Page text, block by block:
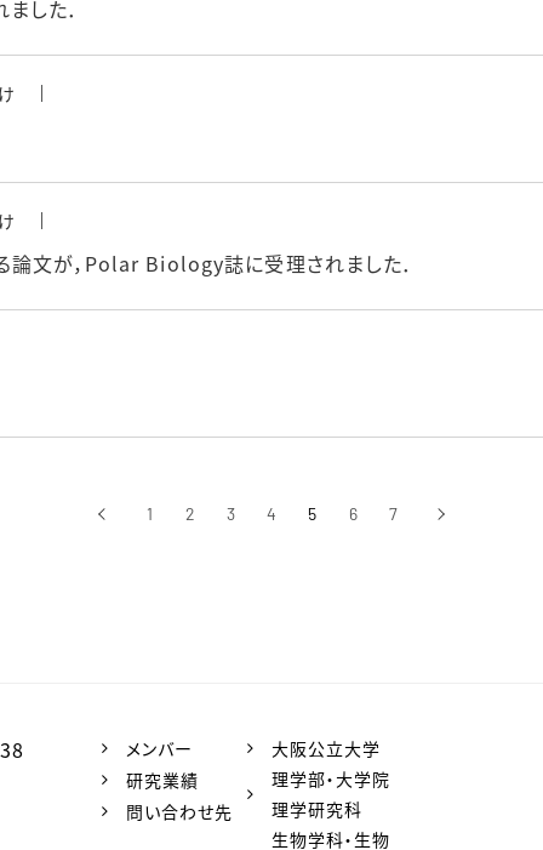
した．
論文が，Polar Biology誌に受理されました．
‹前へ 1 2 3 4 5 6 7 ›次へ
メンバー
研究業績
問い合わせ先
大阪公立大学
理学部・大学院
理学研究科
生物学科・生物